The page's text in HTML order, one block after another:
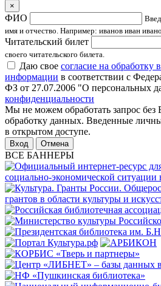
×
ФИО
имя и отчество. Например: иванов иван
Читательский билет
своего читательского билета.
Даю свое согласие на обработку
информации в соответствии с
ФЗ от 27.07.2006 "О персональных
конфиденциальности
Мы не можем обработать запрос без
обработку данных. Введенные
в открытом доступе.
Отмена
ВСЕ БАННЕРЫ